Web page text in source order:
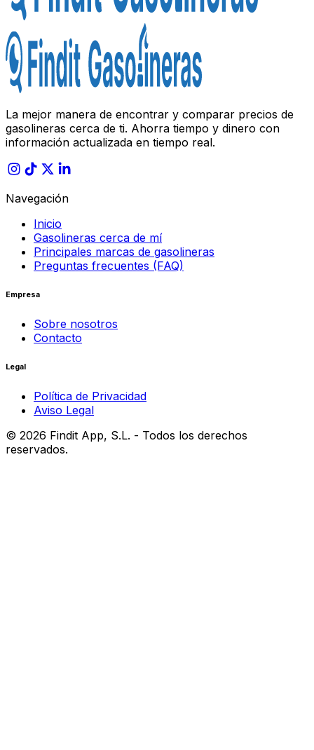
La mejor manera de encontrar y comparar precios de
gasolineras cerca de ti. Ahorra tiempo y dinero con
información actualizada en tiempo real.
Navegación
Inicio
Gasolineras cerca de mí
Principales marcas de gasolineras
Preguntas frecuentes (FAQ)
Empresa
Sobre nosotros
Contacto
Legal
Política de Privacidad
Aviso Legal
© 2026 Findit App, S.L. - Todos los derechos
reservados.